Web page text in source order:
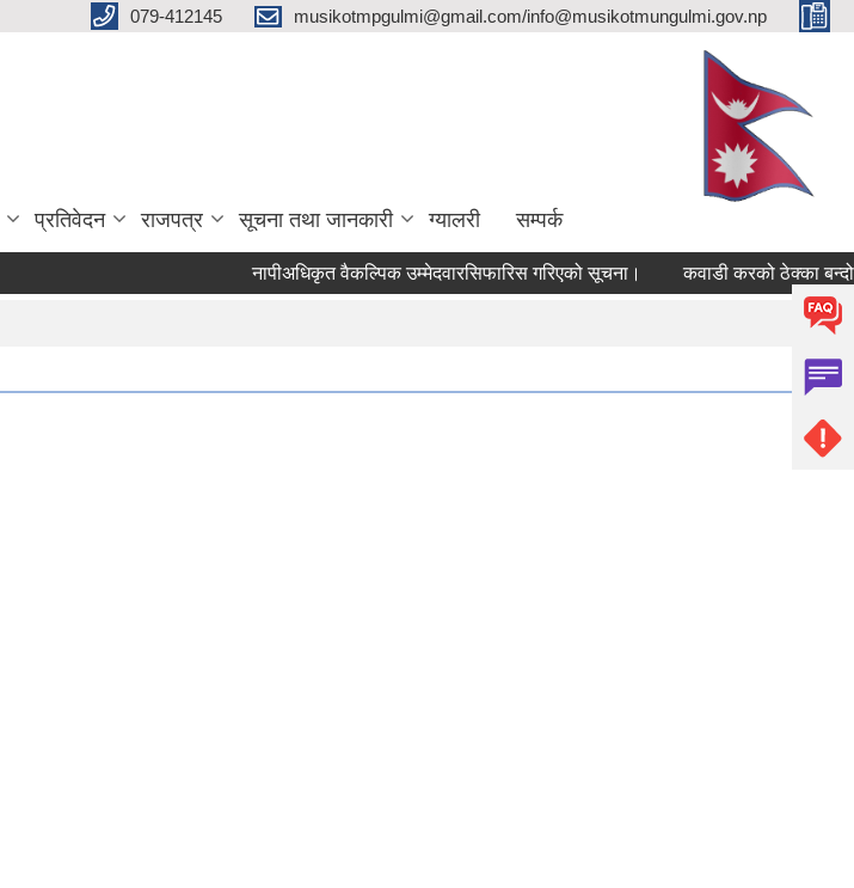
079-412145 musikotmpgulmi@gmail.com/info@musikotmungulmi.gov.np
प्रतिवेदन राजपत्र सूचना तथा जानकारी ग्यालरी सम्पर्क
नापीअधिकृत वैकल्पिक उम्मेदवारसिफारिस गरिएको सूचना। कवाडी करको ठेक्का बन्दोवस्त